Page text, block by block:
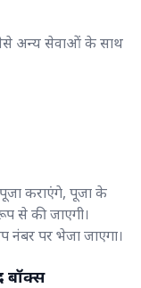
जैसे अन्य सेवाओं के साथ
कराएंगे, पूजा के
से की जाएगी।
पर भेजा जाएगा।
बॉक्स